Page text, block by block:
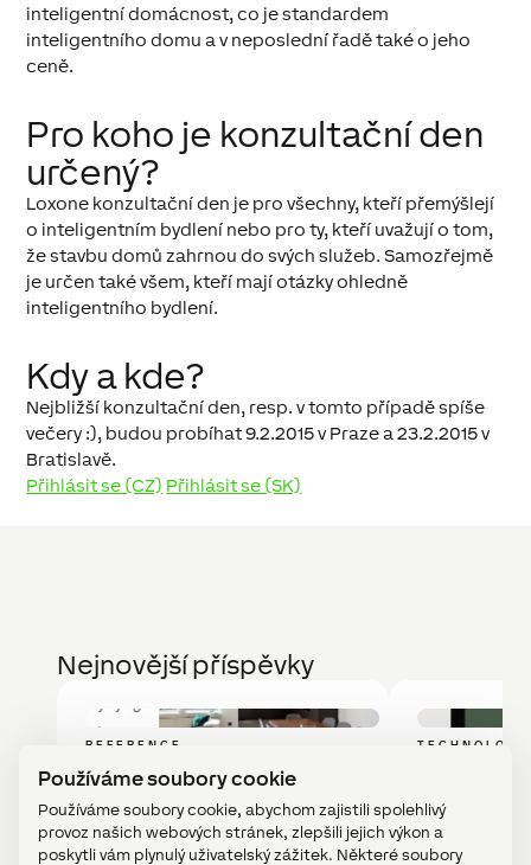
Používáme soubory cookie
Používáme soubory cookie, abychom zajistili spolehlivý
provoz našich webových stránek, zlepšili jejich výkon a
poskytli vám plynulý uživatelský zážitek. Některé soubory
inteligentní domácnost, co je standardem
inteligentního domu a v neposlední řadě také o jeho
ceně.
Pro koho je konzultační den
určený?
Loxone konzultační den je pro všechny, kteří přemýšlejí
o inteligentním bydlení nebo pro ty, kteří uvažují o tom,
že stavbu domů zahrnou do svých služeb. Samozřejmě
je určen také všem, kteří mají otázky ohledně
inteligentního bydlení.
Kdy a kde?
Nejbližší konzultační den, resp. v tomto případě spíše
večery :), budou probíhat 9.2.2015 v Praze a 23.2.2015 v
Bratislavě.
Přihlásit se (CZ) Přihlásit se (SK)
Nejnovější příspěvky
REFERENCE
Chytré byty: Více
pohodlí, méně
starostí
10“